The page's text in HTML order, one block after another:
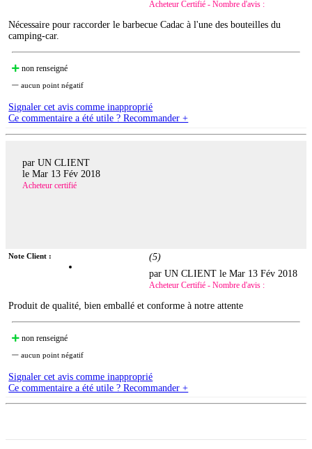
Acheteur Certifié - Nombre d'avis :
Nécessaire pour raccorder le barbecue Cadac à l'une des bouteilles du
camping-car.
non renseigné
aucun point négatif
Signaler cet avis comme inapproprié
Ce commentaire a été utile ? Recommander +
par UN CLIENT
le Mar 13 Fév 2018
Acheteur certifié
Note Client : (5)
par UN CLIENT leMar 13 Fév 2018
Acheteur Certifié - Nombre d'avis :
Produit de qualité, bien emballé et conforme à notre attente
non renseigné
aucun point négatif
Signaler cet avis comme inapproprié
Ce commentaire a été utile ? Recommander +